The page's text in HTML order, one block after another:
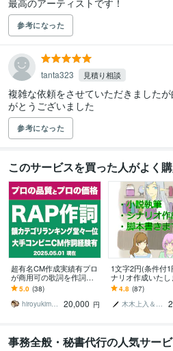
最高のアーティストです！
参考になった
tanta323 見積り相談
複雑な依頼をさせていただきました
がとうございました
参考になった
このサービスを買った人がよく
超有名CM作成実績有プロ
が商用可の歌詞を作詞し
ます 元プロラッパーの作
詞｜商用利用可・著作権
譲渡★韻カテゴリ1位
5.0 (38)
hiroyukimpss
20,000 円
1文字2円(条件付1
ナリオ作成いたし
説やゲームシナリ
画原作、脚本等、
もどうぞ！
4.8 (87)
木木上入＆ファンキキ
事務全般・秘書代行の人気サー